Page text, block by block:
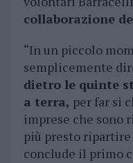
collaborazione
“In un piccolo
semplicemente
dietro le quinte
a terra, per far si
imprese che sono
più presto
conclude il primo